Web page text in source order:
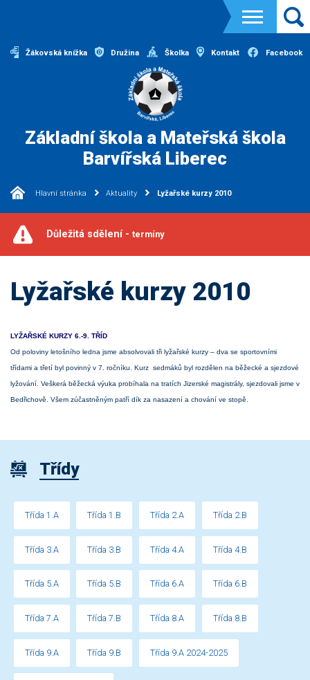
Žákovská knížka Družina Školka Kontakt Facebook
Základní škola a Mateřská škola
Barvířská Liberec
Hlavní stránka Aktuality Lyžařské kurzy 2010
Důležitá sdělení - termíny
Lyžařské kurzy 2010
LYŽAŘSKÉ KURZY 6.-9. TŘÍD
Od poloviny letošního ledna jsme absolvovali tři lyžařské kurzy – dva se sportovními
třídami a třetí byl povinný v 7. ročníku. Kurz sedmáků byl rozdělen na běžecké a sjezdové
lyžování. Veškerá běžecká výuka probíhala na tratích Jizerské magistrály, sjezdovali jsme v
Bedřichově. Všem zúčastněným patří dík za nasazení a chování ve stopě.
Třídy
Třída 1.A Třída 1.B Třída 2.A Třída 2.B
Třída 3.A Třída 3.B Třída 4.A Třída 4.B
Třída 5.A Třída 5.B Třída 6.A Třída 6.B
Třída 7.A Třída 7.B Třída 8.A Třída 8.B
Třída 9.A Třída 9.B Třída 9.A 2024-2025